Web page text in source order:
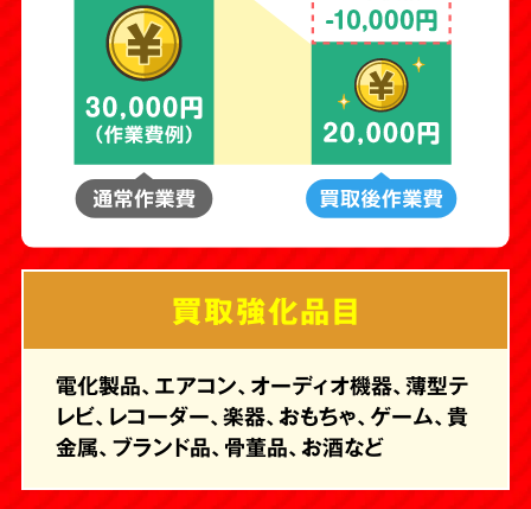
買取強化品目
電化製品、エアコン、オーディオ機器、薄型テ
レビ、レコーダー、楽器、おもちゃ、ゲーム、貴
金属、ブランド品、骨董品、お酒など